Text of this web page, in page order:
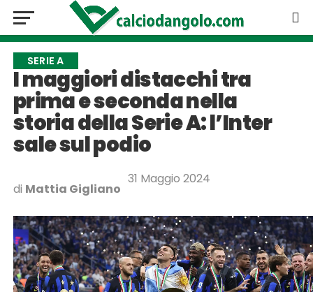
SERIE A
I maggiori distacchi tra
prima e seconda nella
storia della Serie A: l’Inter
sale sul podio
di Mattia Gigliano
31 Maggio 2024